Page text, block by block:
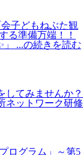
子どもねぶた観
る準備万端！！
」 ...の続きを読む
してみませんか？
ネットワーク研修
ログラム」～第5